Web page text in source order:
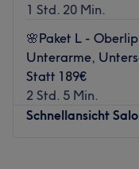
Nächste öffentliche
Die S und U-
Gehminuten entfernt.
Das Team:
Maggie ist
1 Std. 20 Min.
🌸Paket L -
Unterarme,
Statt 189€
2 Std. 5 Min.
Schnellansicht